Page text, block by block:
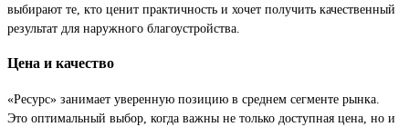
выбирают те, кто ценит практичность и хочет получить качественный
результат для наружного благоустройства.
Цена и качество
«Ресурс» занимает уверенную позицию в среднем сегменте рынка.
Это оптимальный выбор, когда важны не только доступная цена, но и